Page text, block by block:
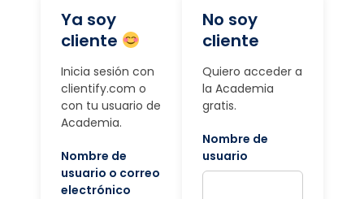
Ya soy
cliente
Inicia sesión con
clientify.com o
con tu usuario de
Academia.
Nombre de
usuario o correo
electrónico
No soy
cliente
Quiero acceder a
la Academia
gratis.
Nombre de
usuario